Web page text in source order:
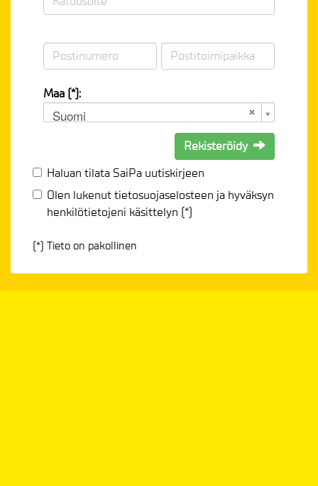
Maa (*):
Suomi
Rekisteröidy
Haluan tilata SaiPa uutiskirjeen
Olen lukenuttietosuojaselosteen ja hyväksyn
henkilötietojeni käsittelyn (*)
(*) Tieto on pakollinen